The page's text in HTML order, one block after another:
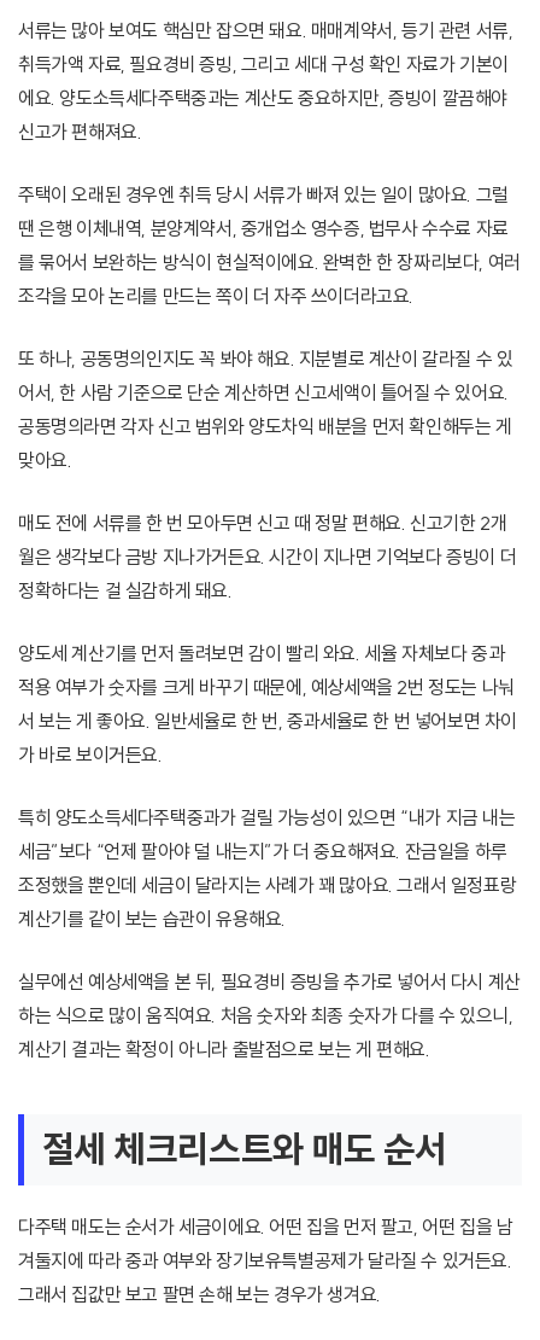
서류는 많아 보여도 핵심만 잡으면 돼요. 매매계약서, 등기 관련 서류,
취득가액 자료, 필요경비 증빙, 그리고 세대 구성 확인 자료가 기본이
에요. 양도소득세다주택중과는 계산도 중요하지만, 증빙이 깔끔해야
신고가 편해져요.
주택이 오래된 경우엔 취득 당시 서류가 빠져 있는 일이 많아요. 그럴
땐 은행 이체내역, 분양계약서, 중개업소 영수증, 법무사 수수료 자료
를 묶어서 보완하는 방식이 현실적이에요. 완벽한 한 장짜리보다, 여러
조각을 모아 논리를 만드는 쪽이 더 자주 쓰이더라고요.
또 하나, 공동명의인지도 꼭 봐야 해요. 지분별로 계산이 갈라질 수 있
어서, 한 사람 기준으로 단순 계산하면 신고세액이 틀어질 수 있어요.
공동명의라면 각자 신고 범위와 양도차익 배분을 먼저 확인해두는 게
맞아요.
매도 전에 서류를 한 번 모아두면 신고 때 정말 편해요. 신고기한 2개
월은 생각보다 금방 지나가거든요. 시간이 지나면 기억보다 증빙이 더
정확하다는 걸 실감하게 돼요.
양도세 계산기를 먼저 돌려보면 감이 빨리 와요. 세율 자체보다 중과
적용 여부가 숫자를 크게 바꾸기 때문에, 예상세액을 2번 정도는 나눠
서 보는 게 좋아요. 일반세율로 한 번, 중과세율로 한 번 넣어보면 차이
가 바로 보이거든요.
특히 양도소득세다주택중과가 걸릴 가능성이 있으면 “내가 지금 내는
세금”보다 “언제 팔아야 덜 내는지”가 더 중요해져요. 잔금일을 하루
조정했을 뿐인데 세금이 달라지는 사례가 꽤 많아요. 그래서 일정표랑
계산기를 같이 보는 습관이 유용해요.
실무에선 예상세액을 본 뒤, 필요경비 증빙을 추가로 넣어서 다시 계산
하는 식으로 많이 움직여요. 처음 숫자와 최종 숫자가 다를 수 있으니,
계산기 결과는 확정이 아니라 출발점으로 보는 게 편해요.
절세 체크리스트와 매도 순서
다주택 매도는 순서가 세금이에요. 어떤 집을 먼저 팔고, 어떤 집을 남
겨둘지에 따라 중과 여부와 장기보유특별공제가 달라질 수 있거든요.
그래서 집값만 보고 팔면 손해 보는 경우가 생겨요.